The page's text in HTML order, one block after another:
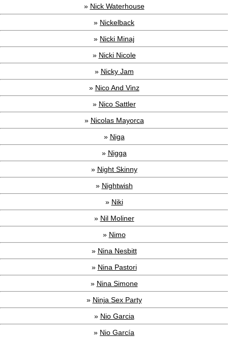
» Nick Waterhouse
» Nickelback
» Nicki Minaj
» Nicki Nicole
» Nicky Jam
» Nico And Vinz
» Nico Sattler
» Nicolas Mayorca
» Niga
» Nigga
» Night Skinny
» Nightwish
» Niki
» Nil Moliner
» Nimo
» Nina Nesbitt
» Nina Pastori
» Nina Simone
» Ninja Sex Party
» Nio Garcia
» Nio García